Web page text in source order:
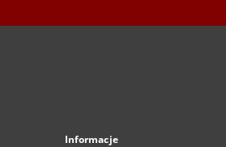
Informacje